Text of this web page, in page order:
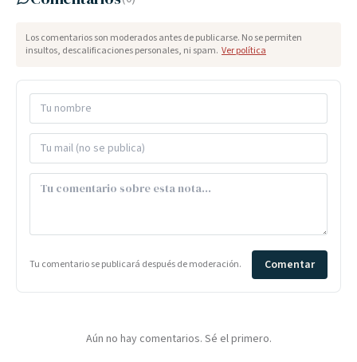
Los comentarios son moderados antes de publicarse. No se permiten
insultos, descalificaciones personales, ni spam. Ver política
Tu comentario se publicará después de moderación. Comentar
Aún no hay comentarios. Sé el primero.